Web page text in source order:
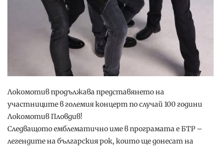
Локомотив продължава представянето на
участниците в големия концерт по случай 100 години
Локомотив Пловдив!
Следващото емблематично име в програмата е БТР –
легендите на българския рок, които ще донесат на